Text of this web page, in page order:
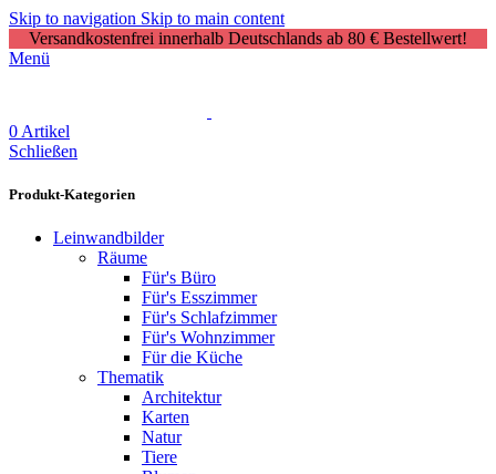
Skip to navigation Skip to main content
Versandkostenfrei innerhalb Deutschlands ab 80 € Bestellwert!
Menü
0 Artikel
Schließen
Produkt-Kategorien
Leinwandbilder
Räume
Für's Büro
Für's Esszimmer
Für's Schlafzimmer
Für's Wohnzimmer
Für die Küche
Thematik
Architektur
Karten
Natur
Tiere